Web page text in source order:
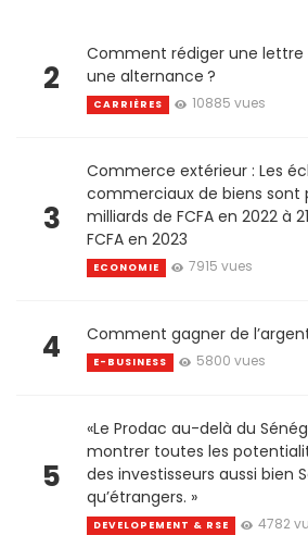
2
Comment rédiger une
une alternance ?
CARRIÈRES 10885 vues
3
Commerce extérieur : Les
commerciaux de biens sont
milliards de FCFA en 2022 à
FCFA en 2023
ECONOMIE 7915 vues
4 Comment gagner de
E-BUSINESS 5800 vues
5
«Le Prodac au-delà du
montrer toutes les
des investisseurs aussi bien
qu’étrangers. »
DEVELOPEMENT & RSE 4782